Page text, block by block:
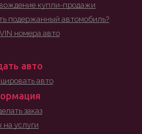
купли-продажи
подержанный автомобиль?
номера авто
авто
авто
заказ
на услуги